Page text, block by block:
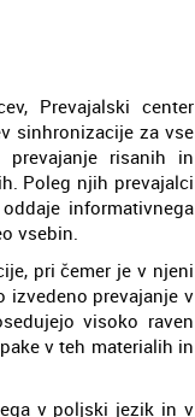
Prevajalski center
sinhronizacije za vse
risanih in
Poleg njih prevajalci
informativnega
vsebin.
pri čemer je v njeni
izvedeno prevajanje v
visoko raven
v teh materialih in
v poljski jezik in v